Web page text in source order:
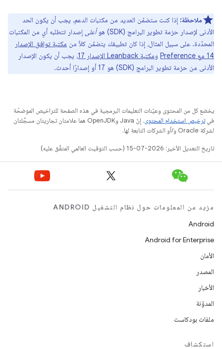
ملاحظة: إذا كنت ستضمّن العديد من مكتبات الدعم، يجب أن يكون الحد
الأدنى لإصدار حزمة تطوير البرامج (SDK) هو
أعلى إصدار تتطلبه أي من المكتبات
المحدّدة. على سبيل المثال، إذا كان تطبيقك يتضمّن كلاً من مكتبة توافق الإصدار
14 مع Preference
ومكتبة Leanback الإصدار 17
، يجب أن يكون الإصدار
الأدنى من حزمة تطوير البرامج (SDK) هو 17 أو إصدارًا أحدث.
يخضع كل من المحتوى وعيّنات التعليمات البرمجية في هذه الصفحة للتراخيص الموضحّة
فيترخيص استخدام المحتوى
. إنّ Java وOpenJDK هما علامتان تجاريتان مسجَّلتان
لشركة Oracle و/أو الشركات التابعة لها.
تاريخ التعديل الأخير: 2026-07-15 (حسب التوقيت العالمي المتفَّق عليه)
مزيد من المعلومات حول نظام التشغيل ANDROID
Android
Android for Enterprise
الأمان
المصدر
الأخبار
المدوّنة
ملفات بودكاست
استكشاف